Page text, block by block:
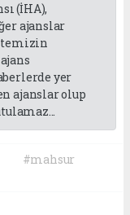
(İHA),
ajanslar
yer
ajanslar olup
#mahsur